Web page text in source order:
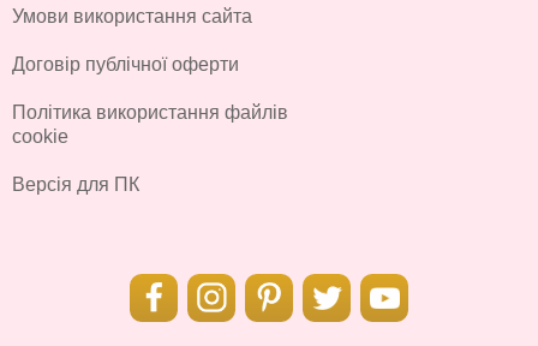
Умови використання сайта
Договір публічної оферти
Політика використання файлів
cookie
Версія для ПК